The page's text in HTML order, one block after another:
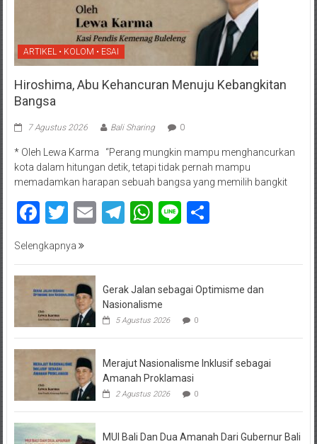
ARTIKEL • KOLOM • ESAI
Hiroshima, Abu Kehancuran Menuju Kebangkitan
Bangsa
7 Agustus 2026 Bali Sharing 0
* Oleh Lewa Karma “Perang mungkin mampu menghancurkan
kota dalam hitungan detik, tetapi tidak pernah mampu
memadamkan harapan sebuah bangsa yang memilih bangkit
Facebook
Twitter
EmailTelegram
WhatsApp
LineShare
Selengkapnya
Gerak Jalan sebagai Optimisme dan
Nasionalisme
5 Agustus 2026 0
Merajut Nasionalisme Inklusif sebagai
Amanah Proklamasi
2 Agustus 2026 0
MUI Bali Dan Dua Amanah Dari Gubernur Bali